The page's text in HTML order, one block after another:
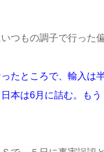
つもの調子で行った
ったところで、輸入は
本は6月に詰む。も